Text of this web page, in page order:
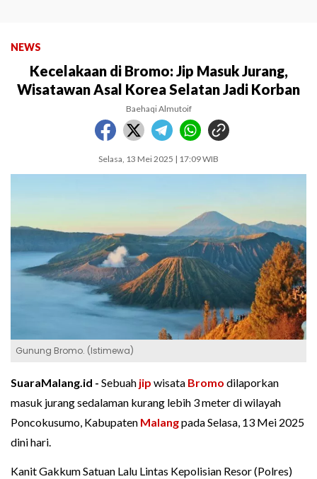
NEWS
Kecelakaan di Bromo: Jip Masuk Jurang,
Wisatawan Asal Korea Selatan Jadi Korban
Baehaqi Almutoif
Selasa, 13 Mei 2025 | 17:09 WIB
Gunung Bromo. (Istimewa)
SuaraMalang.id - Sebuah jip wisata Bromo dilaporkan
masuk jurang sedalaman kurang lebih 3 meter di wilayah
Poncokusumo, Kabupaten Malangpada Selasa, 13 Mei 2025
dini hari.
Kanit Gakkum Satuan Lalu Lintas Kepolisian Resor (Polres)